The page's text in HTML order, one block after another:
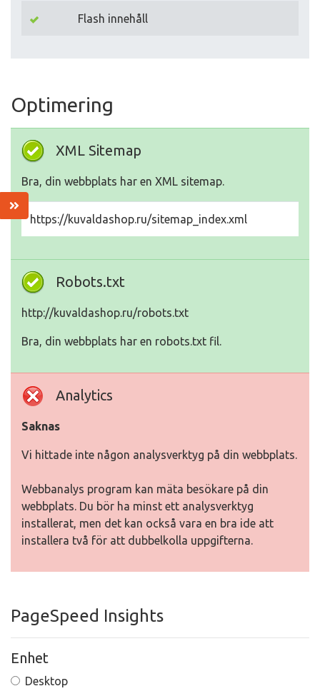
Flash innehåll
Optimering
XML Sitemap
Bra, din webbplats har en XML sitemap.
https://kuvaldashop.ru/sitemap_index.xml
Robots.txt
http://kuvaldashop.ru/robots.txt
Bra, din webbplats har en robots.txt fil.
Analytics
Saknas
Vi hittade inte någon analysverktyg på din webbplats.
Webbanalys program kan mäta besökare på din
webbplats. Du bör ha minst ett analysverktyg
installerat, men det kan också vara en bra ide att
installera två för att dubbelkolla uppgifterna.
PageSpeed Insights
Enhet
Desktop